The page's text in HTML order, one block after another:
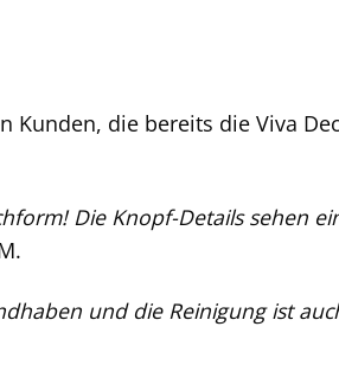
Kunden, die bereits die Viva
Die Knopf-Details sehen
und die Reinigung ist